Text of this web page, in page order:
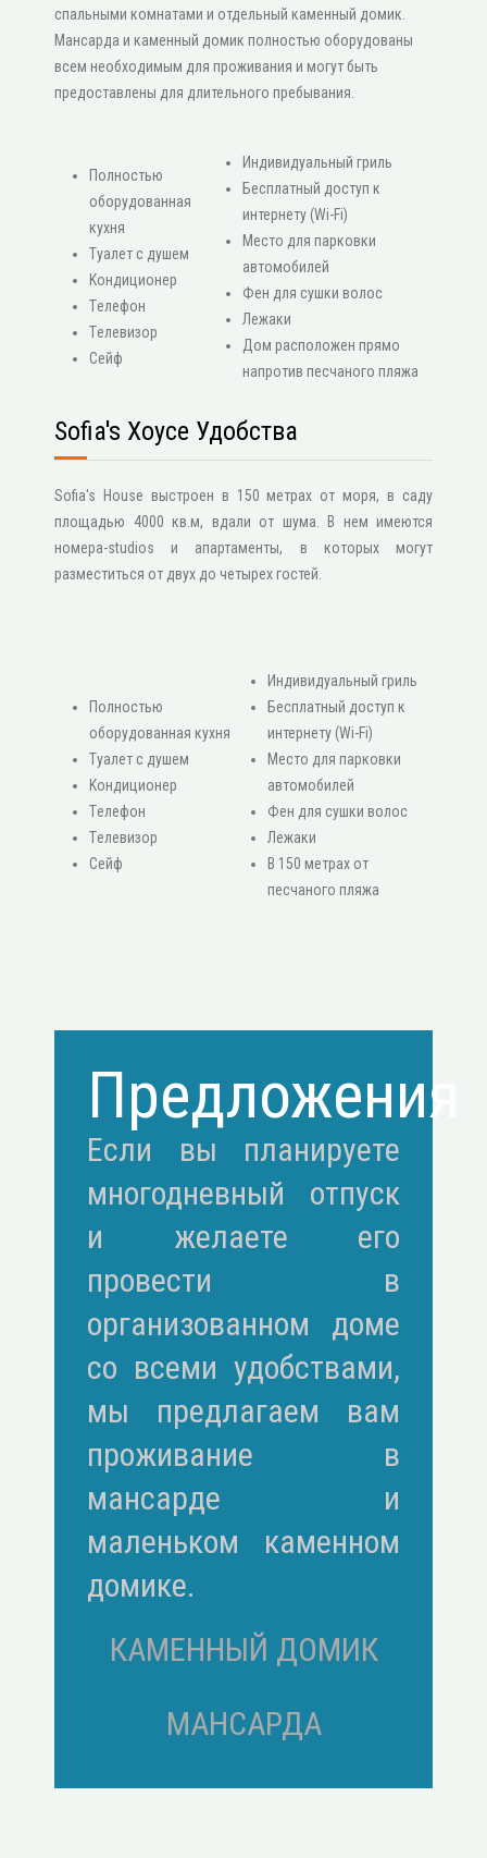
спальными комнатами и отдельный каменный домик.
Мансарда и каменный домик полностью оборудованы
всем необходимым для проживания и могут быть
предоставлены для длительного пребывания.
Πолностью
оборудованная
кухня
Туалет с душем
Κондиционер
Τелефон
Τелевизор
Сейф
Индивидуальный гриль
Бесплатный доступ к
интернету (Wi-Fi)
Место для парковки
автомобилей
Фен для сушки волос
Лежаки
Дом расположен прямо
напротив песчаного пляжа
Sofia's Хоусе Удобства
Sofia's House выстроен в 150 метрах от моря, в саду
площадью 4000 кв.м, вдали от шума. В нем имеются
номера-studios и апартаменты, в которых могут
разместиться от двух до четырех гостей.
Πолностью
оборудованная кухня
Туалет с душем
Κондиционер
Τелефон
Τелевизор
Сейф
Индивидуальный гриль
Бесплатный доступ к
интернету (Wi-Fi)
Место для парковки
автомобилей
Фен для сушки волос
Лежаки
В 150 метрах от
песчаного пляжа
Предложения
Если вы планируете
многодневный отпуск
и желаете его
провести в
организованном доме
со всеми удобствами,
мы предлагаем вам
проживание в
мансарде и
маленьком каменном
домике.
КАМЕННЫЙ ДОМИК
МАНСАРДА